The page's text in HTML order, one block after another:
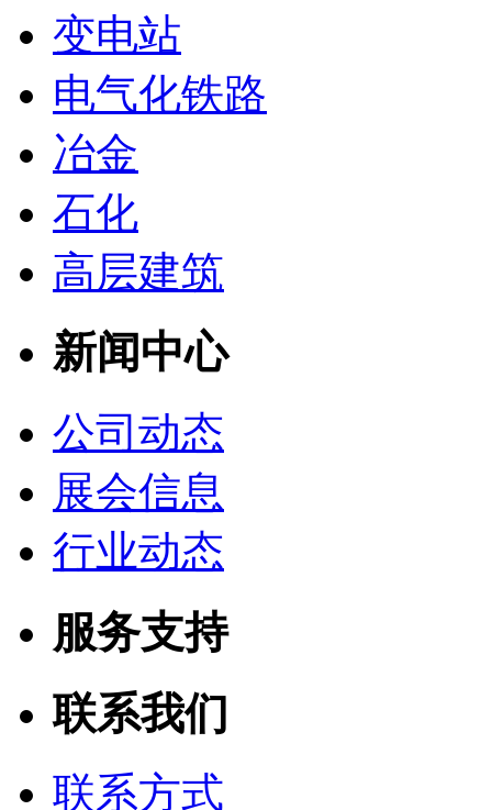
变电站
电气化铁路
冶金
石化
高层建筑
新闻中心
公司动态
展会信息
行业动态
服务支持
联系我们
联系方式